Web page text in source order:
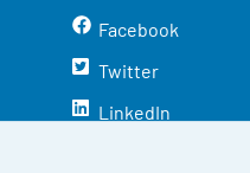
Facebook
Twitter
LinkedIn